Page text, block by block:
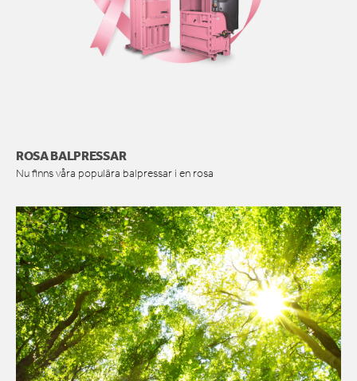
ROSA BALPRESSAR
Nu finns våra populära balpressar i en rosa